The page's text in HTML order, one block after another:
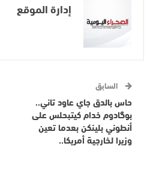
إدارة الموقع
السابق
حاس بالدق جاي عاود تاني..
بوگادوم خدام كيتبحلس على
أنطوني بلينكن بعدما تعين
وزيرا لخارجية أمريكا..